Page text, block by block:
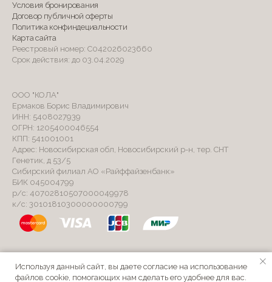
Условия бронирования
Договор публичной оферты
Политика конфиндециальности
Карта сайта
Реестровый номер: С042026023660
Срок действия: до 03.04.2029
ООО "КОЛА"
Ермаков Борис Владимирович
ИНН: 5408027939
ОГРН: 1205400046554
КПП: 541001001
Адрес: Новосибирская обл, Новосибирский р-н, тер. СНТ
Генетик, д 53/5
Сибирский филиал АО «Райффайзенбанк»
БИК 045004799
р/с: 40702810507000049978
к/с: 30101810300000000799
Продажи и маркетинг под управлением
Используя данный сайт, вы даете согласие на использование
файлов cookie, помогающих нам сделать его удобнее для вас.